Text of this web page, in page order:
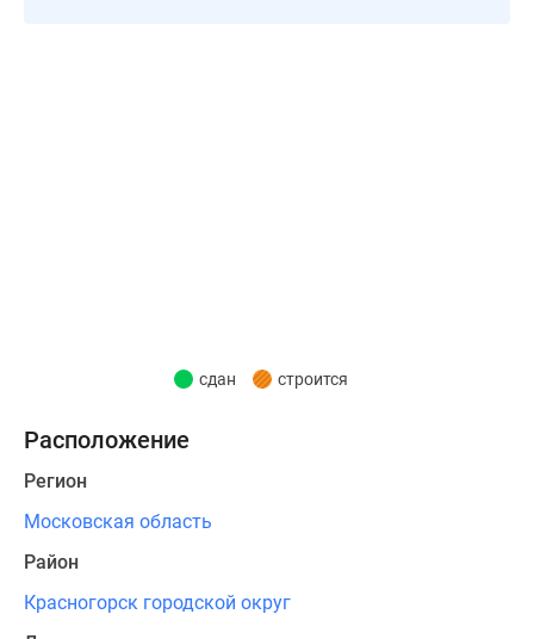
первой
проекта
возведено
три
этажных
сдан строится
Расположение
Регион
Московская область
Район
Красногорск городской округ